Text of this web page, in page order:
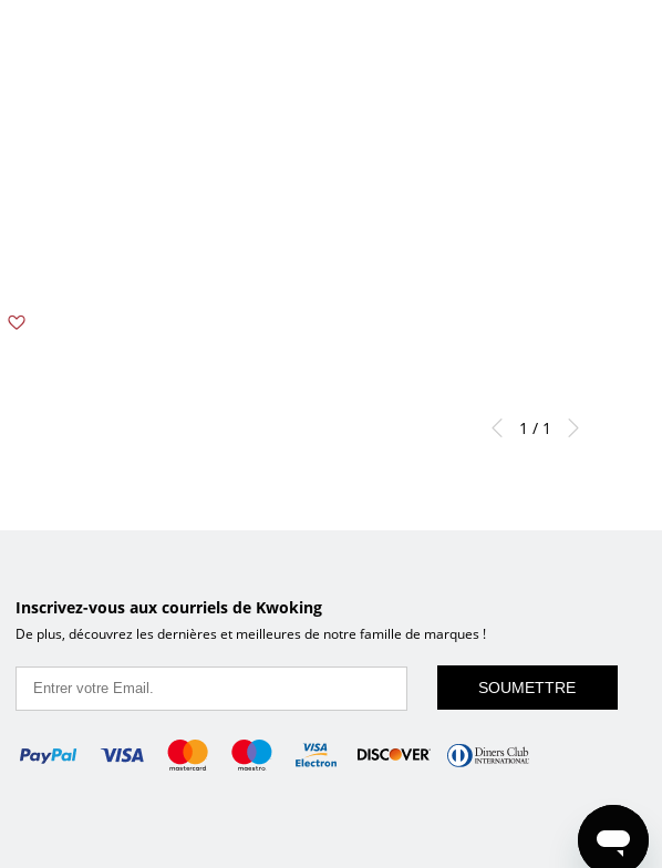
1 / 1
Inscrivez-vous aux courriels de Kwoking
De plus, découvrez les dernières et meilleures de notre famille de marques !
SOUMETTRE